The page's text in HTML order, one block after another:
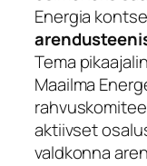
Energia
Tema
Maailma
aktiivset
valdkonna